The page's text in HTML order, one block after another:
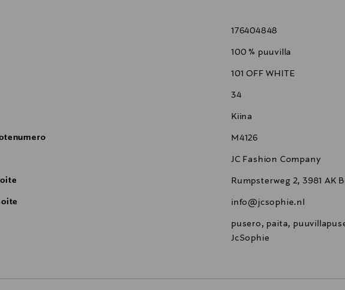
176404848
100 % puuvilla
101 OFF WHITE
34
Kiina
M4126
JC Fashion Company
Rumpsterweg 2, 3981 AK
info@jcsophie.nl
pusero, paita,
JcSophie